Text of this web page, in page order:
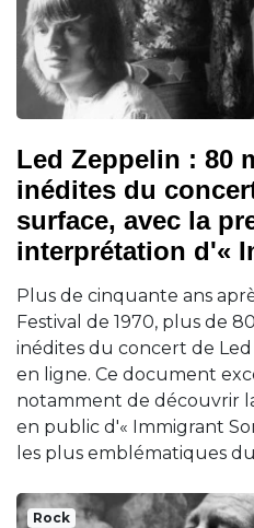
Led Zeppelin : 80
inédites du
surface, avec la
interprétation d'«
Plus de cinquante ans
Festival de 1970, plus de
inédites du concert de
en ligne. Ce document
notamment de découvrir
en public d'« Immigrant
les plus emblématiques
Rock